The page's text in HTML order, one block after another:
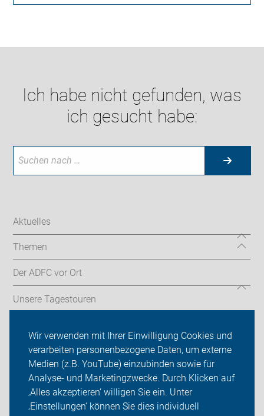
Wir verwenden mit Ihrer Einwilligung Cookies und
verarbeiten personenbezogene Daten, um externe
Medien (z.B. YouTube) einzubinden sowie für
Analyse- und Marketingzwecke. Durch Klicken auf
‚Alles akzeptieren‘ willigen Sie ein. Unter
‚Einstellungen‘ können Sie dies individuell
Ich habe nicht gefunden, was
ich gesucht habe:
Aktuelles
Themen
Der ADFC vor Ort
Unsere Tagestouren
ADFC Rotenburg (Wümme)
Sei dabei
Presse